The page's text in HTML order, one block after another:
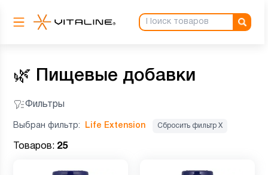
🌿 Пищевые добавки
Фильтры
Выбран фильтр: Life Extension Сбросить фильтр Х
Товаров: 25